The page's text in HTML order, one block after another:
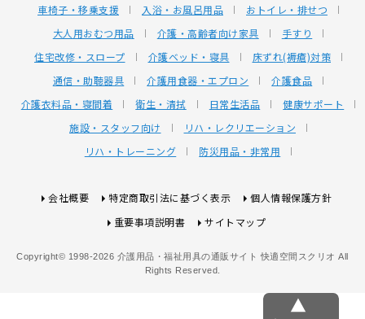
車椅子・移乗支援
入浴・お風呂用品
おトイレ・排せつ
大人用おむつ用品
介護・高齢者向け家具
手すり
住宅改修・スロープ
介護ベッド・寝具
床ずれ(褥瘡)対策
通信・助聴器具
介護用食器・エプロン
介護食品
介護衣料品・寝間着
衛生・清拭 日常生活品
健康サポート
施設・スタッフ向け
リハ・レクリエーション
リハ・トレーニング
防災用品・非常用
会社概要 特定商取引法に基づく表示
個人情報保護方針
重要事項説明書
サイトマップ
Copyright© 1998-2026 介護用品・福祉用具の通販サイト 快適空間スクリオ All
Rights Reserved.